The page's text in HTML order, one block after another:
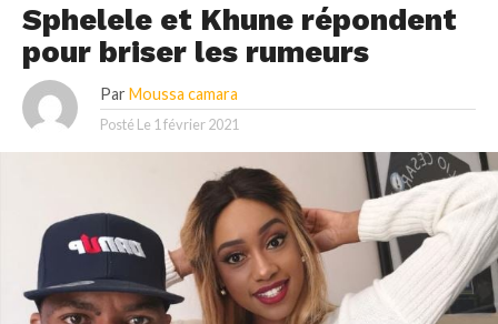
Sphelele et Khune répondent
pour briser les rumeurs
Par Moussa camara
Posté Le 1 février 2021